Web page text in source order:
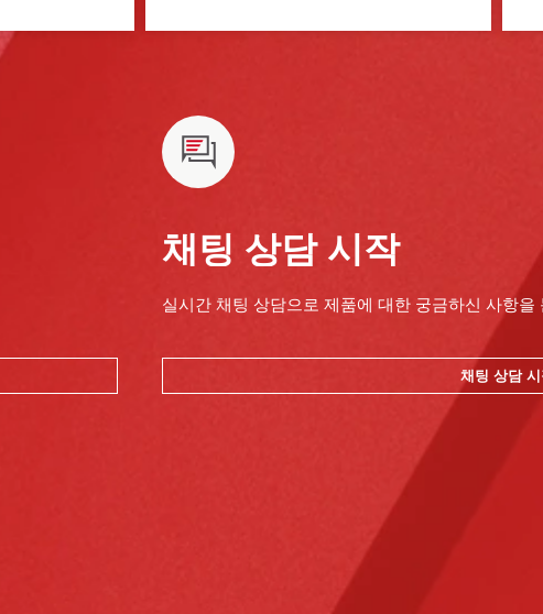
채팅 상담 시작
실시간 채팅 상담으로 제품에 대한 궁금하신 사항을
채팅 상담 시